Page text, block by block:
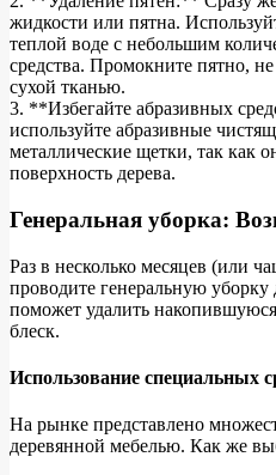
жидкости или пятна.
теплой воде с небольшим
средства. Промокните пятно,
сухой тканью.
3. **Избегайте абразивных
используйте абразивные
металлические щетки, так как
поверхность дерева.
Генеральная уборка:
Раз в несколько месяцев (или
проводите генеральную
поможет удалить накопившуюся
блеск.
Использование специальных
На рынке представлено
деревянной мебелью. Как же